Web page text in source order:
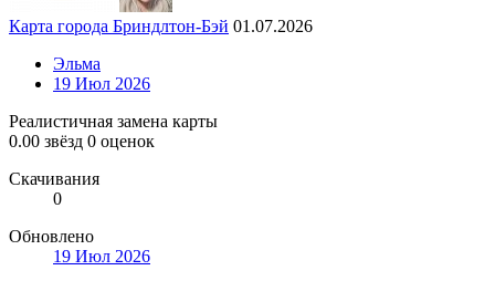
Карта города Бриндлтон-Бэй 01.07.2026
Эльма
19 Июл 2026
Реалистичная замена карты
0.00 звёзд 0 оценок
Скачивания
0
Обновлено
19 Июл 2026